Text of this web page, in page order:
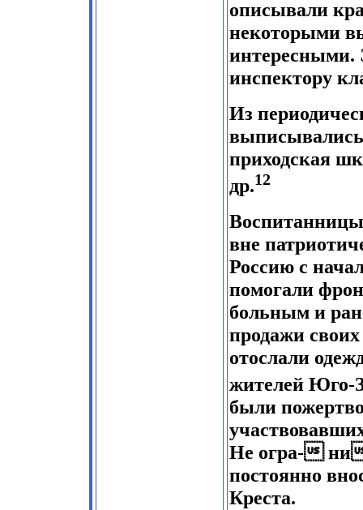
описывали
некоторыми
интересными.
инспектору
Из
приходская
др.12
Воспитанницы
вне
Россию с
помогали
больным и
продажи
отослали
жителей Юго-
были
Не огра- ни
постоянно
Креста.